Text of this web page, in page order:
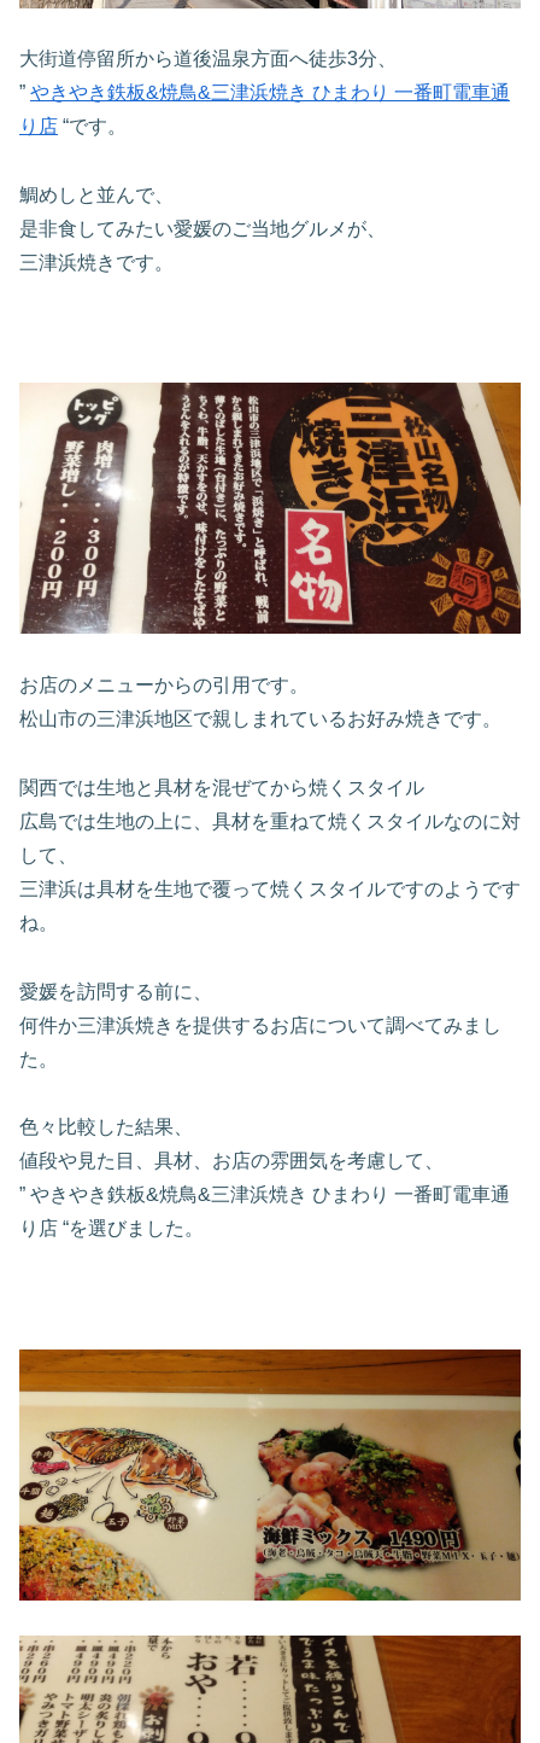
大街道停留所から道後温泉方面へ徒歩3分、
” やきやき鉄板&焼鳥&三津浜焼き ひまわり 一番町電車通
り店 “です。
鯛めしと並んで、
是非食してみたい愛媛のご当地グルメが、
三津浜焼きです。
お店のメニューからの引用です。
松山市の三津浜地区で親しまれているお好み焼きです。
関西では生地と具材を混ぜてから焼くスタイル
広島では生地の上に、具材を重ねて焼くスタイルなのに対
して、
三津浜は具材を生地で覆って焼くスタイルですのようです
ね。
愛媛を訪問する前に、
何件か三津浜焼きを提供するお店について調べてみまし
た。
色々比較した結果、
値段や見た目、具材、お店の雰囲気を考慮して、
” やきやき鉄板&焼鳥&三津浜焼き ひまわり 一番町電車通
り店 “を選びました。